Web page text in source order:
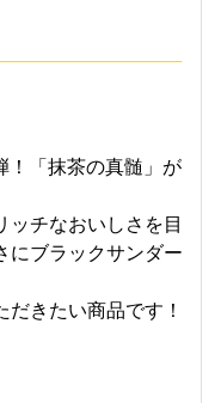
！「抹茶の真髄」が
チなおいしさを目
にブラックサンダー
きたい商品です！